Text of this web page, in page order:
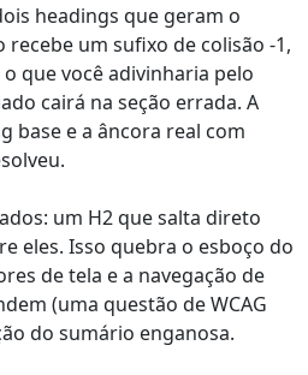
headings que geram o
recebe um sufixo de colisão -1,
que você adivinharia pelo
cairá na seção errada. A
base e a âncora real com
um H2 que salta direto
eles. Isso quebra o esboço do
de tela e a navegação de
(uma questão de WCAG
do sumário enganosa.